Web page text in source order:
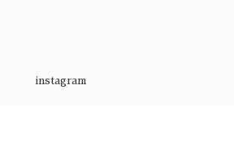
instagram